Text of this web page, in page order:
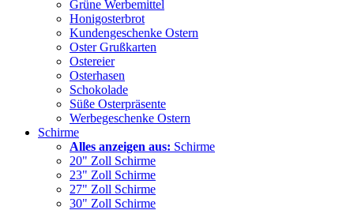
Grüne Werbemittel
Honigosterbrot
Kundengeschenke Ostern
Oster Grußkarten
Ostereier
Osterhasen
Schokolade
Süße Osterpräsente
Werbegeschenke Ostern
Schirme
Alles anzeigen aus: Schirme
20" Zoll Schirme
23" Zoll Schirme
27" Zoll Schirme
30" Zoll Schirme